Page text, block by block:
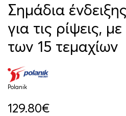
Σημάδια
για τις ρίψεις,
των 15 τεμαχίων
Polanik
129.80€